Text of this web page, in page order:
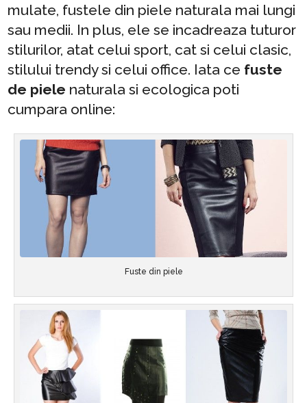
mulate, fustele din piele naturala mai lungi
sau medii. In plus, ele se incadreaza tuturor
stilurilor, atat celui sport, cat si celui clasic,
stilului trendy si celui office. Iata ce fuste
de piele naturala si ecologica poti
cumpara online:
Fuste din piele